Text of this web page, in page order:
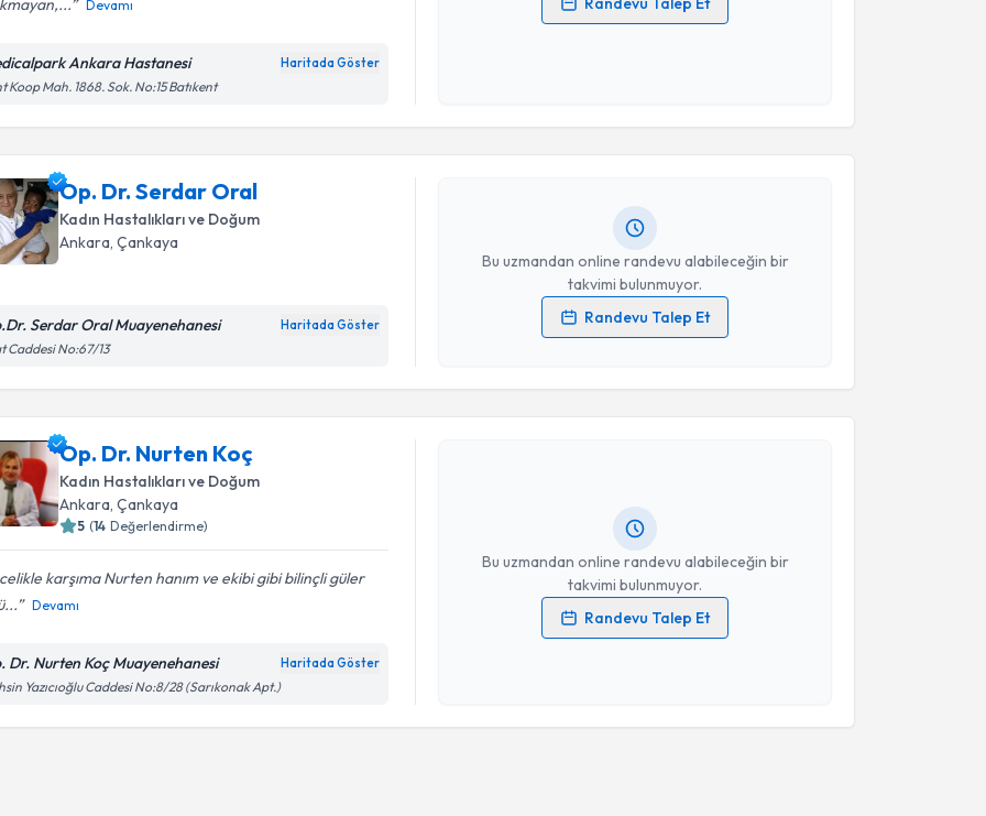
Devamı
Ankara Hastanesi Haritada Göster
Koop Mah. 1868. Sok. No:15 Batıkent
Kişisel verilerimin işlenmesine ilişkinAydınlatma Metni
Op. Dr. Serdar Oral
Kadın Hastalıkları ve Doğum
Ankara, Çankaya
Serdar Oral Muayenehanesi Haritada Göster
Caddesi No:67/13
Bu uzmandan online randevu alabileceğin bir
takvimi bulunmuyor.
Randevu Talep Et
Kişisel verilerimin işlenmesine ilişkinAydınlatma Metni
işlenmesini kabul ediyorum.
Op. Dr. Nurten Koç
Kadın Hastalıkları ve Doğum
Ankara, Çankaya
5 (14 Değerlendirme)
karşıma Nurten hanım ve ekibi gibi bilinçli güler
Devamı
Dr. Nurten Koç Muayenehanesi Haritada Göster
Yazıcıoğlu Caddesi No:8/28 (Sarıkonak Apt.)
Bu uzmandan online randevu alabileceğin bir
takvimi bulunmuyor.
Randevu Talep Et
Randevu Takvimi Talebi
Op. Dr. Nurten Koç
Kişisel verilerimin işlenmesine ilişkinAydınlatma Metni